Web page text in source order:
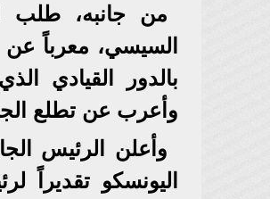
من جانبه، طلب
السيسي، معرباً عن
بالدور القيادي
وأعرب عن تطلع
وأعلن الرئيس
اليونسكو تقديراً